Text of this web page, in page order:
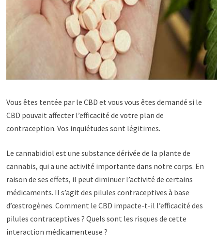
Vous êtes tentée par le CBD et vous vous êtes demandé si le
CBD pouvait affecter l’efficacité de votre plan de
contraception. Vos inquiétudes sont légitimes.
Le cannabidiol est une substance dérivée de la plante de
cannabis, qui a une activité importante dans notre corps. En
raison de ses effets, il peut diminuer l’activité de certains
médicaments. Il s’agit des pilules contraceptives à base
d’œstrogènes. Comment le CBD impacte-t-il l’efficacité des
pilules contraceptives ? Quels sont les risques de cette
interaction médicamenteuse ?